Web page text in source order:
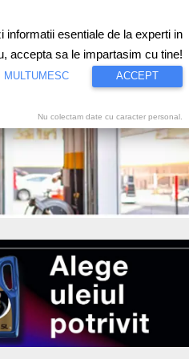
Proiecte speciale Video
informatii esentiale de la experti in
accepta sa le impartasim cu tine!
MULTUMESC ACCEPT
Nu colectam date cu caracter personal.